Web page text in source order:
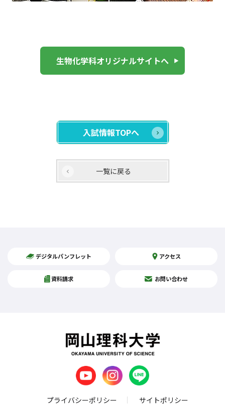
生物化学科オリジナルサイトへ
入試情報TOPへ
一覧に戻る
デジタルパンフレット アクセス
資料請求 お問い合わせ
プライバシーポリシー サイトポリシー